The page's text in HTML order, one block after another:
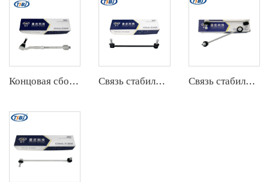
Концовая сборка штанги Связь стабилизатора Связь стабилизатора